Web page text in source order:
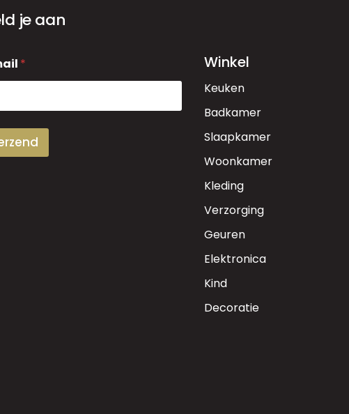
je aan
* Winkel
Keuken
Badkamer
Slaapkamer
Woonkamer
Kleding
Verzorging
Geuren
Elektronica
Kind
Decoratie